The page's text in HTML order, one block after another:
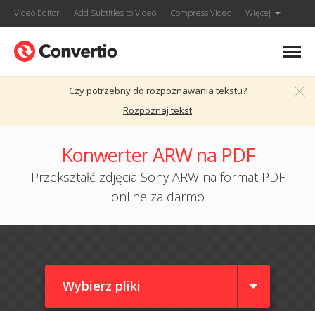
Video Editor Add Subtitles to Video Compress Video Więcej
Czy potrzebny do rozpoznawania tekstu?
Rozpoznaj tekst
Konwerter ARW na PDF
Przekształć zdjęcia Sony ARW na format PDF
online za darmo
Wybierz pliki